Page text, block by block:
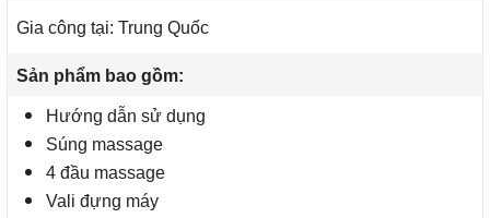
Gia công tại: Trung Quốc
Sản phẩm bao gồm:
Hướng dẫn sử dụng
Súng massage
4 đầu massage
Vali đựng máy